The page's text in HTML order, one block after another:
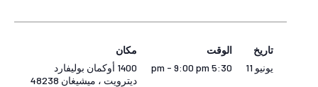
تاريخ
يونيو 11
الوقت
5:30 pm - 9:00 pm
مكان
1400 أوكمان بوليفارد
ديترويت ، ميشيغان 48238